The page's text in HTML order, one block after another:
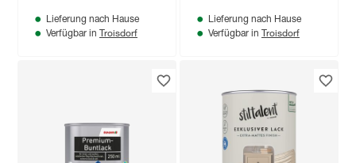
Lieferung nach Hause
Verfügbar in Troisdorf
Lieferung nach Hause
Verfügbar in Troisdorf